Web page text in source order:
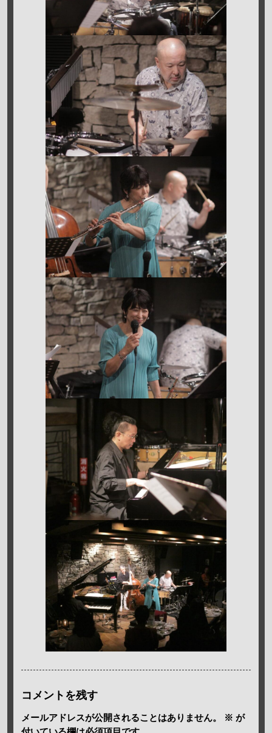
コメントを残す
メールアドレスが公開されることはありません。 ※ が